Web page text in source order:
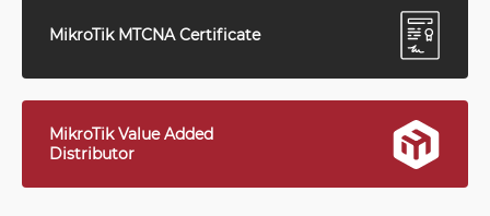
MikroTik MTCNA Certificate
MikroTik Value Added
Distributor